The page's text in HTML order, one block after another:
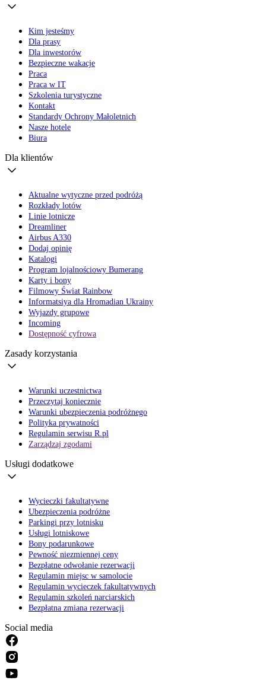
Kim jesteśmy
Dla prasy
Dla inwestorów
Bezpieczne wakacje
Praca
Praca w IT
Szkolenia turystyczne
Kontakt
Standardy Ochrony Małoletnich
Nasze hotele
Biura
Dla klientów
Aktualne wytyczne przed podróżą
Rozkłady lotów
Linie lotnicze
Dreamliner
Airbus A330
Dodaj opinię
Katalogi
Program lojalnościowy Bumerang
Karty i bony
Filmowy Świat Rainbow
Informatsiya dla Hromadian Ukrainy
Wyjazdy grupowe
Incoming
Dostępność cyfrowa
Zasady korzystania
Warunki uczestnictwa
Przeczytaj koniecznie
Warunki ubezpieczenia podróżnego
Polityka prywatności
Regulamin serwisu R.pl
Zarządzaj zgodami
Usługi dodatkowe
Wycieczki fakultatywne
Ubezpieczenia podróżne
Parkingi przy lotnisku
Usługi lotniskowe
Bony podarunkowe
Pewność niezmiennej ceny
Bezpłatne odwołanie rezerwacji
Regulamin miejsc w samolocie
Regulamin wycieczek fakultatywnych
Regulamin szkoleń narciarskich
Bezpłatna zmiana rezerwacji
Social media